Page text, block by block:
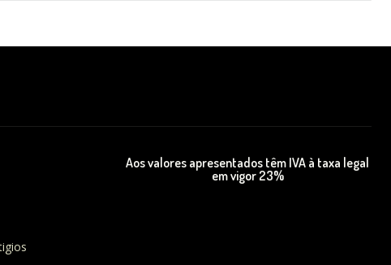
Aos valores apresentados têm IVA à taxa legal
em vigor 23%